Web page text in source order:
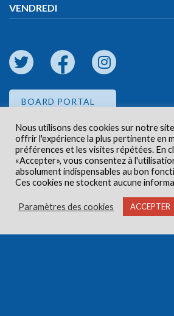
VENDREDI
BOARD PORTAL
EMPLOYEE PORTAL
Droits d'auteur © 2026 Centre de
Carlington. Tous droits
Nous utilisons des cookies sur notre
offrir l'expérience la plus pertinente en
préférences et les visites répétées. En
«Accepter», vous consentez à
absolument indispensables au bon
Ces cookies ne stockent aucune
Paramètres des cookies ACCEPTER